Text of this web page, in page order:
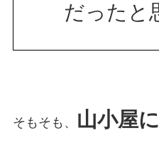
だったと
そもそも、
山小屋